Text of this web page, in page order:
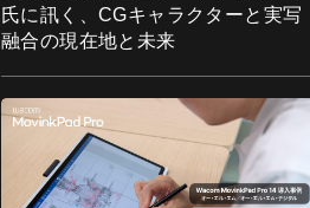
氏に訊く、CGキャラクターと実写
融合の現在地と未来